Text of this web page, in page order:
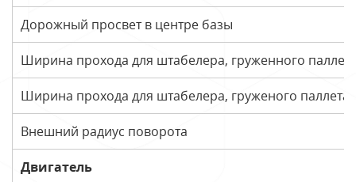
Дорожный просвет в центре базы
Ширина прохода для штабелера, груженного
Ширина прохода для штабелера, груженого
Внешний радиус поворота
Двигатель